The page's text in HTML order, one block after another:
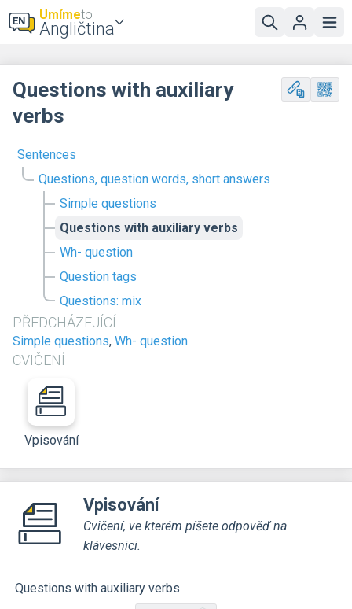
Umímeto
Angličtina
Sentences
Questions, question words, short answers
Simple questions
Questions with auxiliary verbs
Wh- question
Question tags
Questions: mix
PŘEDCHÁZEJÍCÍ
Simple questions, Wh- question
CVIČENÍ
Vpisování
Questions with auxiliary
verbs
Vpisování
Cvičení, ve kterém píšete odpověď na
klávesnici.
Questions with auxiliary verbs